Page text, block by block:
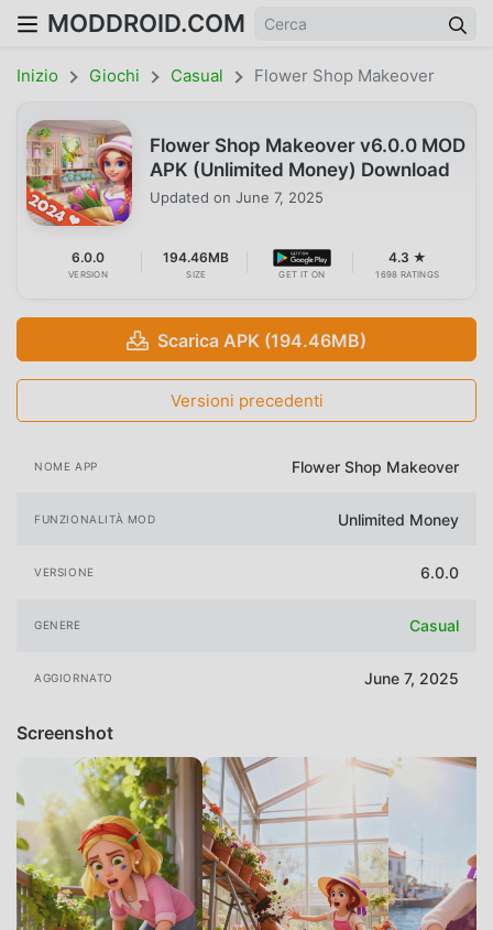
MODDROID.COM
Inizio Giochi Casual Flower Shop Makeover
Flower Shop Makeover v6.0.0 MOD
APK (Unlimited Money) Download
Updated on June 7, 2025
6.0.0
VERSION
194.46MB
SIZE GET IT ON
4.3 ★
1698 RATINGS
Scarica APK (194.46MB)
Versioni precedenti
NOME APP Flower Shop Makeover
FUNZIONALITÀ MOD Unlimited Money
VERSIONE 6.0.0
GENERE Casual
AGGIORNATO June 7, 2025
Screenshot